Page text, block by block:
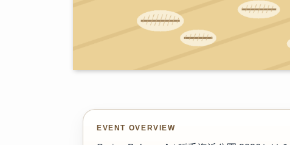
EVENT OVERVIEW